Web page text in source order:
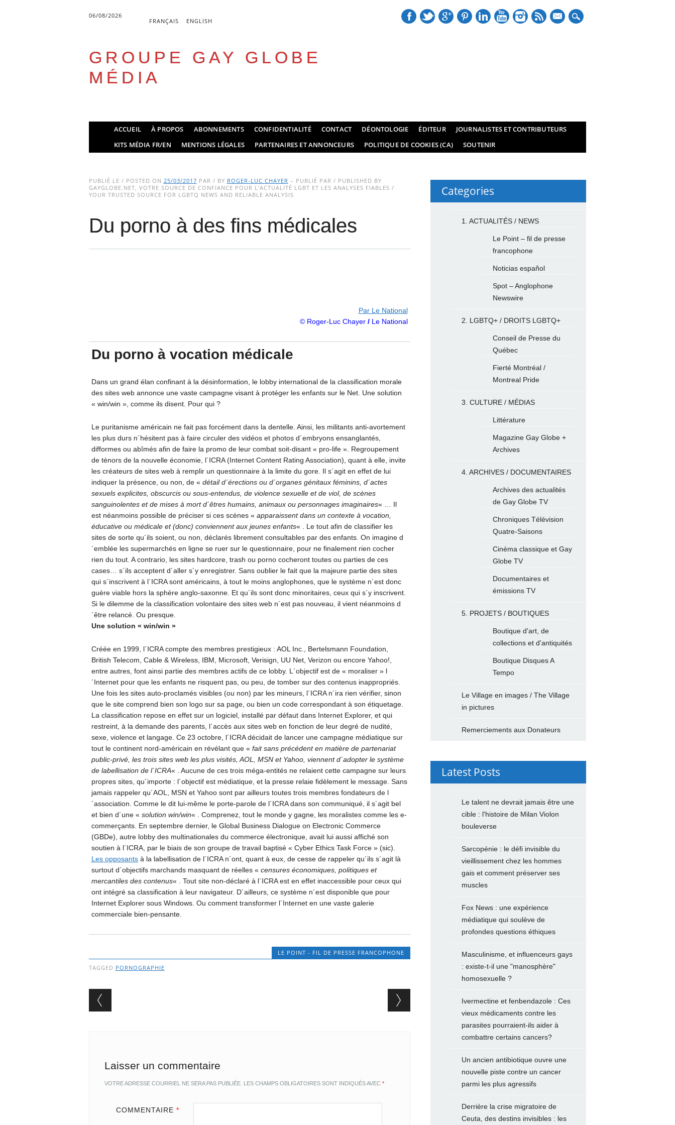
06/08/2026
FRANÇAIS ENGLISH
mail
GROUPE GAY GLOBE
MÉDIA
Main menu
ACCUEIL À PROPOS ABONNEMENTS CONFIDENTIALITÉ CONTACT DÉONTOLOGIE ÉDITEUR
JOURNALISTES ET CONTRIBUTEURS
KITS MÉDIA FR/EN
MENTIONS LÉGALES PARTENAIRES ET ANNONCEURS POLITIQUE DE COOKIES (CA) SOUTENIR
PUBLIÉ LE / POSTED ON 25/03/2017 PAR / BY ROGER-LUC CHAYER – PUBLIÉ PAR / PUBLISHED BY
GAYGLOBE.NET, VOTRE SOURCE DE CONFIANCE POUR L’ACTUALITÉ LGBT ET LES ANALYSES FIABLES /
YOUR TRUSTED SOURCE FOR LGBTQ NEWS AND RELIABLE ANALYSIS
Du porno à des fins médicales
Par Le National
© Roger-Luc Chayer/Le National
Du porno à vocation médicale
Dans un grand élan confinant à la désinformation, le lobby international de la classification morale
des sites web annonce une vaste campagne visant à protéger les enfants sur le Net. Une solution
« win/win », comme ils disent. Pour qui ?
Le puritanisme américain ne fait pas forcément dans la dentelle. Ainsi, les militants anti-avortement
les plus durs n´hésitent pas à faire circuler des vidéos et photos d´embryons ensanglantés,
difformes ou abîmés afin de faire la promo de leur combat soit-disant « pro-life ». Regroupement
de ténors de la nouvelle économie, l´ICRA (Internet Content Rating Association), quant à elle, invite
les créateurs de sites web à remplir un questionnaire à la limite du gore. Il s´agit en effet de lui
indiquer la présence, ou non, de « détail d´érections ou d´organes génitaux féminins, d´actes
sexuels explicites, obscurcis ou sous-entendus, de violence sexuelle et de viol, de scènes
sanguinolentes et de mises à mort d´êtres humains, animaux ou personnages imaginaires« … Il
est néanmoins possible de préciser si ces scènes « apparaissent dans un contexte à vocation,
éducative ou médicale et (donc) conviennent aux jeunes enfants« . Le tout afin de classifier les
sites de sorte qu´ils soient, ou non, déclarés librement consultables par des enfants. On imagine d
´emblée les supermarchés en ligne se ruer sur le questionnaire, pour ne finalement rien cocher
rien du tout. A contrario, les sites hardcore, trash ou porno cocheront toutes ou parties de ces
cases… s´ils acceptent d´aller s´y enregistrer. Sans oublier le fait que la majeure partie des sites
qui s´inscrivent à l´ICRA sont américains, à tout le moins anglophones, que le système n´est donc
guère viable hors la sphère anglo-saxonne. Et qu´ils sont donc minoritaires, ceux qui s´y inscrivent.
Si le dilemme de la classification volontaire des sites web n´est pas nouveau, il vient néanmoins d
´être relancé. Ou presque.
Une solution « win/win »
Créée en 1999, l´ICRA compte des membres prestigieux : AOL Inc., Bertelsmann Foundation,
British Telecom, Cable & Wireless, IBM, Microsoft, Verisign, UU Net, Verizon ou encore Yahoo!,
entre autres, font ainsi partie des membres actifs de ce lobby. L´objectif est de « moraliser » l
´Internet pour que les enfants ne risquent pas, ou peu, de tomber sur des contenus inappropriés.
Une fois les sites auto-proclamés visibles (ou non) par les mineurs, l´ICRA n´ira rien vérifier, sinon
que le site comprend bien son logo sur sa page, ou bien un code correspondant à son étiquetage.
La classification repose en effet sur un logiciel, installé par défaut dans Internet Explorer, et qui
restreint, à la demande des parents, l´accès aux sites web en fonction de leur degré de nudité,
sexe, violence et langage. Ce 23 octobre, l´ICRA décidait de lancer une campagne médiatique sur
tout le continent nord-américain en révélant que « fait sans précédent en matière de partenariat
public-privé, les trois sites web les plus visités, AOL, MSN et Yahoo, viennent d´adopter le système
de labellisation de l´ICRA« . Aucune de ces trois méga-entités ne relaient cette campagne sur leurs
propres sites, qu´importe : l´objectif est médiatique, et la presse relaie fidèlement le message. Sans
jamais rappeler qu´AOL, MSN et Yahoo sont par ailleurs toutes trois membres fondateurs de l
´association. Comme le dit lui-même le porte-parole de l´ICRA dans son communiqué, il s´agit bel
et bien d´une « solution win/win« . Comprenez, tout le monde y gagne, les moralistes comme les e-
commerçants. En septembre dernier, le Global Business Dialogue on Electronic Commerce
(GBDe), autre lobby des multinationales du commerce électronique, avait lui aussi affiché son
soutien à l´ICRA, par le biais de son groupe de travail baptisé « Cyber Ethics Task Force » (sic).
Les opposantsà la labellisation de l´ICRA n´ont, quant à eux, de cesse de rappeler qu´ils s´agit là
surtout d´objectifs marchands masquant de réelles « censures économiques, politiques et
mercantiles des contenus« . Tout site non-déclaré à l´ICRA est en effet inaccessible pour ceux qui
ont intégré sa classification à leur navigateur. D´ailleurs, ce système n´est disponible que pour
Internet Explorer sous Windows. Ou comment transformer l´Internet en une vaste galerie
commerciale bien-pensante.
LE POINT - FIL DE PRESSE FRANCOPHONE
TAGGED PORNOGRAPHIE
Post navigation
Laisser un commentaire
VOTRE ADRESSE COURRIEL NE SERA PAS PUBLIÉE. LES CHAMPS OBLIGATOIRES SONT INDIQUÉS AVEC *
COMMENTAIRE *
Categories
1. ACTUALITÉS / NEWS
Le Point – fil de presse
francophone
Noticias español
Spot – Anglophone
Newswire
2. LGBTQ+ / DROITS LGBTQ+
Conseil de Presse du
Québec
Fierté Montréal /
Montreal Pride
3. CULTURE / MÉDIAS
Littérature
Magazine Gay Globe +
Archives
4. ARCHIVES / DOCUMENTAIRES
Archives des actualités
de Gay Globe TV
Chroniques Télévision
Quatre-Saisons
Cinéma classique et Gay
Globe TV
Documentaires et
émissions TV
5. PROJETS / BOUTIQUES
Boutique d'art, de
collections et d'antiquités
Boutique Disques A
Tempo
Le Village en images / The Village
in pictures
Remerciements aux Donateurs
Latest Posts
Le talent ne devrait jamais être une
cible : l'histoire de Milan Violon
bouleverse
Sarcopénie : le défi invisible du
vieillissement chez les hommes
gais et comment préserver ses
muscles
Fox News : une expérience
médiatique qui soulève de
profondes questions éthiques
Masculinisme, et influenceurs gays
: existe-t-il une "manosphère"
homosexuelle ?
Ivermectine et fenbendazole : Ces
vieux médicaments contre les
parasites pourraient-ils aider à
combattre certains cancers?
Un ancien antibiotique ouvre une
nouvelle piste contre un cancer
parmi les plus agressifs
Derrière la crise migratoire de
Ceuta, des destins invisibles : les